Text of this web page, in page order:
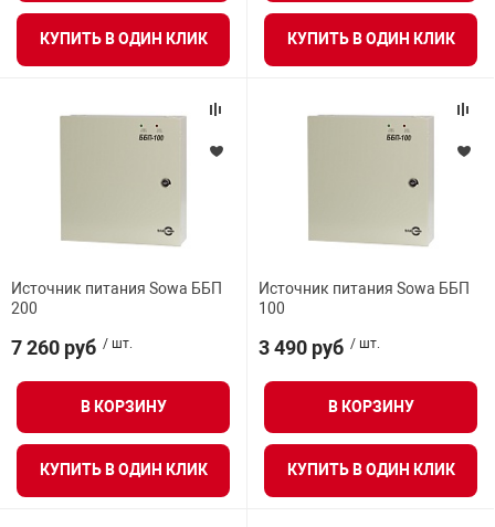
техника
техника
средства охраны
ключи
сигнализации
КУПИТЬ В ОДИН КЛИК КУПИТЬ В ОДИН КЛИК
Источник питания Sowa ББП
200
7 260 руб / шт.
В КОРЗИНУ
КУПИТЬ В ОДИН КЛИК
Источник питания Sowa ББП
100
3 490 руб / шт.
В КОРЗИНУ
КУПИТЬ В ОДИН КЛИК